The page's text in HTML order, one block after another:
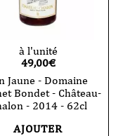
à l'unité
49,00€
Jaune - Domaine
Bondet - Château-
- 2014 - 62cl
AJOUTER